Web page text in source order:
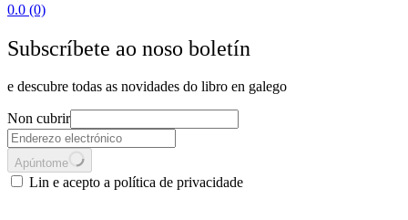
0.0 (0)
Subscríbete ao noso boletín
e descubre todas as novidades do libro en galego
Non cubrir
Apúntome
Lin e acepto a política de privacidade